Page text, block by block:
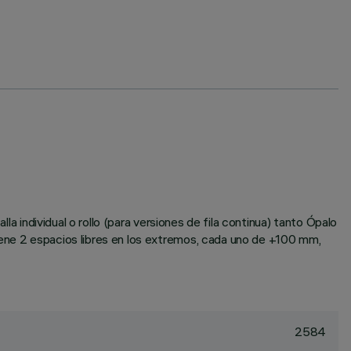
individual o rollo (para versiones de fila continua) tanto Ópalo
2 espacios libres en los extremos, cada uno de +100 mm,
2584